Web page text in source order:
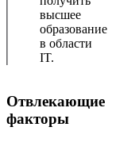
высшее
образование
в области
IT.
Отвлекающие
факторы